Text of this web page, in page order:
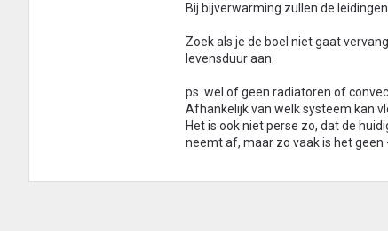
Bij bijverwarming zullen de
Zoek als je de boel niet gaat
levensduur aan.
ps. wel of geen radiatoren of
Afhankelijk van welk systeem kan
Het is ook niet perse zo, dat de
neemt af, maar zo vaak is het geen